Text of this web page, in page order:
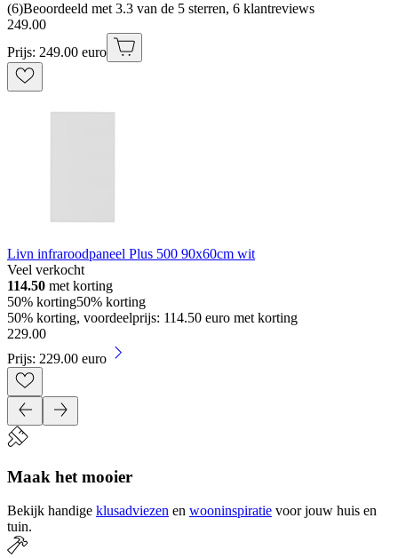
(6)Beoordeeld met 3.3 van de 5 sterren, 6 klantreviews
249.00
Prijs: 249.00 euro
Livn infraroodpaneel Plus 500 90x60cm wit
Veel verkocht
114.50 met korting
50% korting50% korting
50% korting, voordeelprijs: 114.50 euro met korting
229.00
Prijs: 229.00 euro
Maak het mooier
Bekijk handige klusadviezen en wooninspiratie voor jouw huis en
tuin.